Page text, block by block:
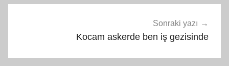
Sonraki yazı
Kocam askerde ben iş gezisinde